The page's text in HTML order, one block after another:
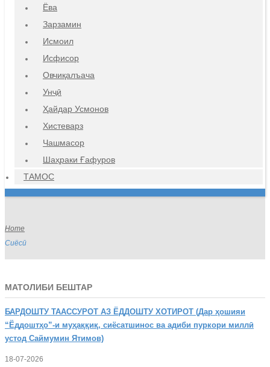
Ёва
Зарзамин
Исмоил
Исфисор
Овчиқалъача
Унҷӣ
Ҳайдар Усмонов
Хистеварз
Чашмасор
Шаҳраки Ғафуров
ТАМОС
Home
Сиёсӣ
МАТОЛИБИ БЕШТАР
БАРДОШТУ ТААССУРОТ АЗ ЁДДОШТУ ХОТИРОТ (Дар ҳошияи
“Ёддоштҳо”-и муҳаққиқ, сиёсатшинос ва адиби пуркори миллӣ
устод Саймумин Ятимов)
18-07-2026